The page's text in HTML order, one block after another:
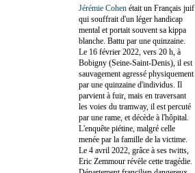
Jérémie Cohen était un Français juif
qui souffrait d'un léger handicap
mental et portait souvent sa kippa
blanche. Battu par une quinzaine.
Le 16 février 2022, vers 20 h, à
Bobigny (Seine-Saint-Denis), il est
sauvagement agressé physiquement
par une quinzaine d'individus. Il
parvient à fuir, mais en traversant
les voies du tramway, il est percuté
par une rame, et décède à l'hôpital.
L'enquête piétine, malgré celle
menée par la famille de la victime.
Le 4 avril 2022, grâce à ses twitts,
Eric Zemmour révèle cette tragédie.